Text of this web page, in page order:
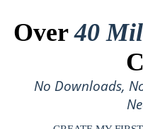
Over40
No Downloads,